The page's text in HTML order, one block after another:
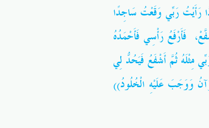
رَأَيْتُ رَبِّي وَقَعْتُ سَاجِدًا
فَأَرْفَعُ رَأْسِي فَأَحْمَدُهُ
مِثْلَهُ ثُمَّ أَشْفَعُ فَيَحُدُّ لِي
وَوَجَبَ عَلَيْهِ الْخُلُودُ))